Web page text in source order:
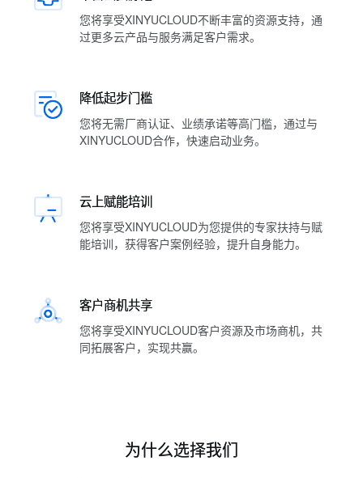
您将享受XINYUCLOUD不断丰富的资源支持，通
过更多云产品与服务满足客户需求。
降低起步门槛
您将无需厂商认证、业绩承诺等高门槛，通过与
XINYUCLOUD合作，快速启动业务。
云上赋能培训
您将享受XINYUCLOUD为您提供的专家扶持与赋
能培训，获得客户案例经验，提升自身能力。
客户商机共享
您将享受XINYUCLOUD客户资源及市场商机，共
同拓展客户，实现共赢。
为什么选择我们